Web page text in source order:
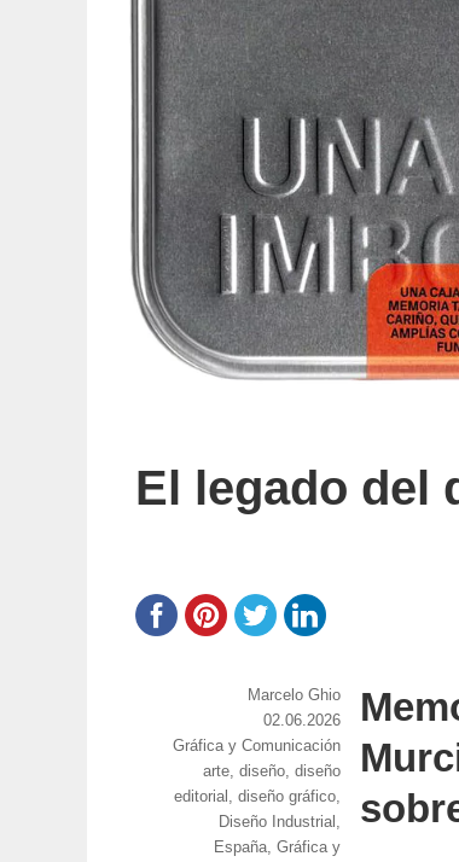
El legado del
https://www.experimenta.es/
ghio/
Marcelo Ghio
Publicado
el
02.06.2026
Categorías
Gráfica y Comunicación
Etiquetas
arte,diseño,diseño
editorial ,diseño gráfico,
Diseño Industrial ,
España,Gráfica y